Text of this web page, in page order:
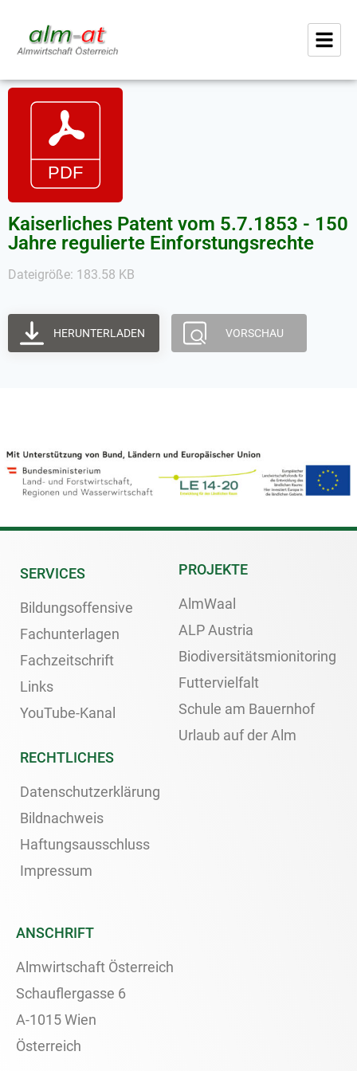
Kaiserliches Patent vom 5.7.1853 - 150
Jahre regulierte Einforstungsrechte
Dateigröße: 183.58 KB
HERUNTERLADEN VORSCHAU
SERVICES
Bildungsoffensive
Fachunterlagen
Fachzeitschrift
Links
YouTube-Kanal
PROJEKTE
AlmWaal
ALP Austria
Biodiversitätsmionitoring
Futtervielfalt
Schule am Bauernhof
Urlaub auf der Alm
RECHTLICHES
Datenschutzerklärung
Bildnachweis
Haftungsausschluss
Impressum
ANSCHRIFT
Almwirtschaft Österreich
Schauflergasse 6
A-1015 Wien
Österreich